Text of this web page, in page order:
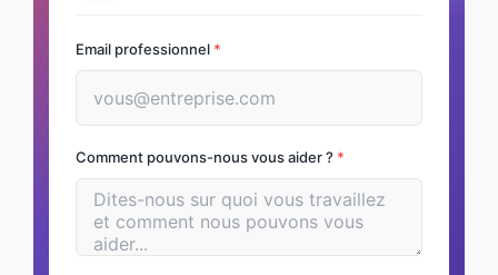
Email professionnel *
Comment pouvons-nous vous aider ? *